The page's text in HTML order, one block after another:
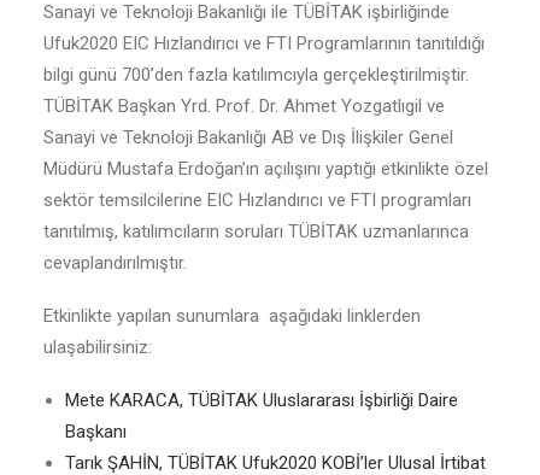
Sanayi ve Teknoloji Bakanlığı ile TÜBİTAK işbirliğinde
Ufuk2020 EIC Hızlandırıcı ve FTI Programlarının tanıtıldığı
bilgi günü 700’den fazla katılımcıyla gerçekleştirilmiştir.
TÜBİTAK Başkan Yrd. Prof. Dr. Ahmet Yozgatlıgil ve
Sanayi ve Teknoloji Bakanlığı AB ve Dış İlişkiler Genel
Müdürü Mustafa Erdoğan’ın açılışını yaptığı etkinlikte özel
sektör temsilcilerine EIC Hızlandırıcı ve FTI programları
tanıtılmış, katılımcıların soruları TÜBİTAK uzmanlarınca
cevaplandırılmıştır.
Etkinlikte yapılan sunumlara aşağıdaki linklerden
ulaşabilirsiniz:
Mete KARACA, TÜBİTAK Uluslararası İşbirliği Daire
Başkanı
Tarık ŞAHİN, TÜBİTAK Ufuk2020 KOBİ’ler Ulusal İrtibat